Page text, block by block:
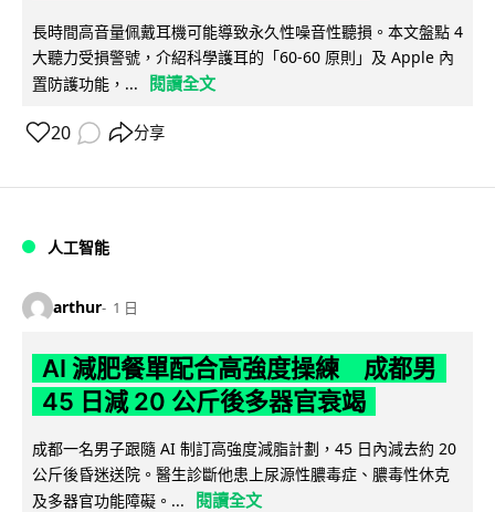
長時間高音量佩戴耳機可能導致永久性噪音性聽損。本文盤點 4
大聽力受損警號，介紹科學護耳的「60-60 原則」及 Apple 內
置防護功能，...
閱讀全文
20 分享
人工智能
arthur 1 日
AI 減肥餐單配合高強度操練 成都男
45 日減 20 公斤後多器官衰竭
成都一名男子跟隨 AI 制訂高強度減脂計劃，45 日內減去約 20
公斤後昏迷送院。醫生診斷他患上尿源性膿毒症、膿毒性休克
及多器官功能障礙。...
閱讀全文